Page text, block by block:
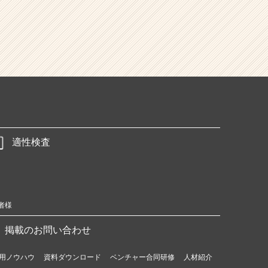
適性検査
様
掲載のお問い合わせ
ノウハウ 資料ダウンロード ベンチャー合同研修
人材紹介